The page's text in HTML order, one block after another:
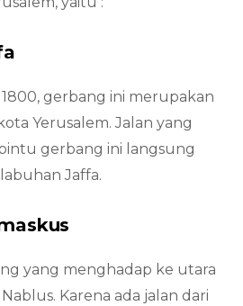
gerbang ini merupakan
Yerusalem. Jalan yang
gerbang ini langsung
Jaffa.
yang menghadap ke utara
Karena ada jalan dari